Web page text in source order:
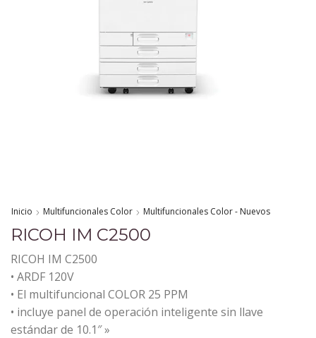
Inicio Multifuncionales Color Multifuncionales Color - Nuevos
RICOH IM C2500
RICOH IM C2500
• ARDF 120V
• El multifuncional COLOR 25 PPM
• incluye panel de operación inteligente sin llave
estándar de 10.1″ »